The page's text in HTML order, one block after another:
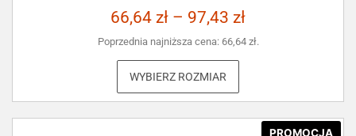
66,64 zł – 97,43 zł
Poprzednia najniższa cena: 66,64 zł.
WYBIERZ ROZMIAR
PROMOCJA